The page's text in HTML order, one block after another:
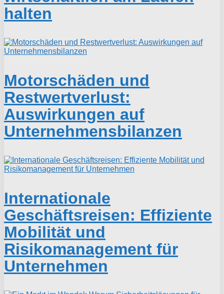
halten
Motorschäden und
Restwertverlust:
Auswirkungen auf
Unternehmensbilanzen
Internationale
Geschäftsreisen: Effiziente
Mobilität und
Risikomanagement für
Unternehmen